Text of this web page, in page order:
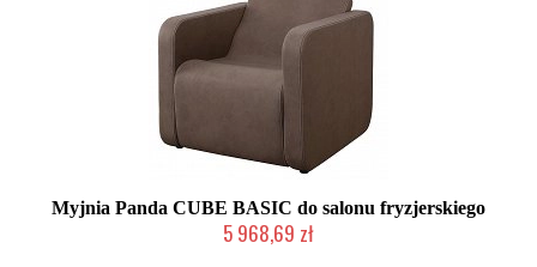
Myjnia Panda CUBE BASIC do salonu fryzjerskiego
5 968,69 zł